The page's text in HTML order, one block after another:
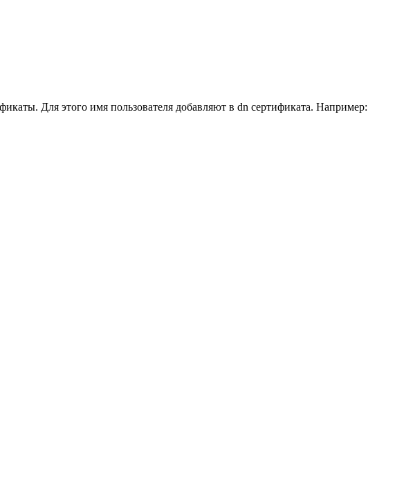
Для этого имя пользователя добавляют в dn сертификата. Например: